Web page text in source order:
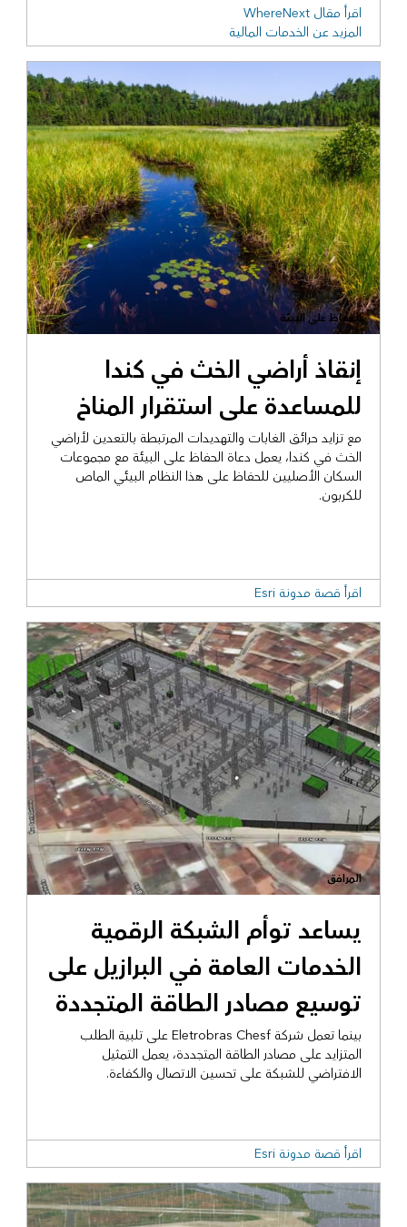
اقرأ مقال WhereNext
المزيد عن الخدمات المالية
الحفاظ على البيئة
إنقاذ أراضي الخث في كندا
للمساعدة على استقرار المناخ
مع تزايد حرائق الغابات والتهديدات المرتبطة بالتعدين لأراضي
الخث في كندا، يعمل دعاة الحفاظ على البيئة مع مجموعات
السكان الأصليين للحفاظ على هذا النظام البيئي الماص
للكربون.
اقرأ قصة مدونة Esri
المرافق
يساعد توأم الشبكة الرقمية
الخدمات العامة في البرازيل على
توسيع مصادر الطاقة المتجددة
بينما تعمل شركة Eletrobras Chesf على تلبية الطلب
المتزايد على مصادر الطاقة المتجددة، يعمل التمثيل
الافتراضي للشبكة على تحسين الاتصال والكفاءة.
اقرأ قصة مدونة Esri